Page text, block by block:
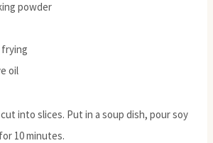
powder
oil
into slices. Put in a soup dish, pour soy
10 minutes.